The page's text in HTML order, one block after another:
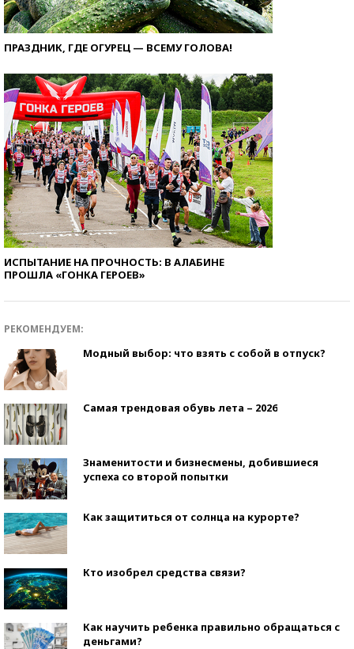
ПРАЗДНИК, ГДЕ ОГУРЕЦ — ВСЕМУ ГОЛОВА!
ИСПЫТАНИЕ НА ПРОЧНОСТЬ: В АЛАБИНЕ
ПРОШЛА «ГОНКА ГЕРОЕВ»
РЕКОМЕНДУЕМ:
Модный выбор: что взять с собой в отпуск?
Самая трендовая обувь лета – 2026
Знаменитости и бизнесмены, добившиеся
успеха со второй попытки
Как защититься от солнца на курорте?
Кто изобрел средства связи?
Как научить ребенка правильно обращаться с
деньгами?